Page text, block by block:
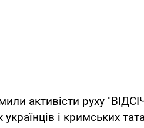
активісти руху
українців і кримських